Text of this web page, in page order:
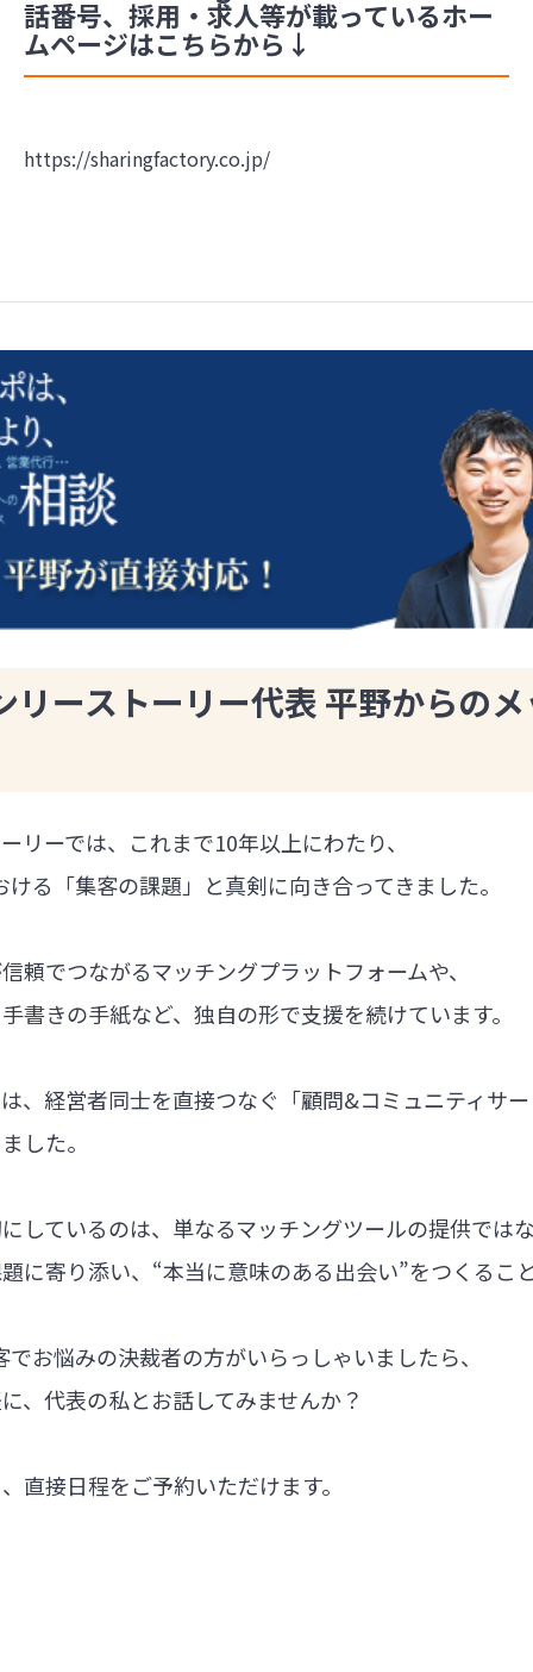
話番号、採用・求人等が載っているホー
ムページはこちらから↓
https://sharingfactory.co.jp/
リーストーリー代表 平野からの
リーでは、これまで10年以上にわたり、
る「集客の課題」と真剣に向き合ってきました。
頼でつながるマッチングプラットフォームや、
書きの手紙など、独自の形で支援を続けています。
、経営者同士を直接つなぐ「顧問&コミュニティサ
した。
しているのは、単なるマッチングツールの提供では
に寄り添い、“本当に意味のある出会い”をつくるこ
お悩みの決裁者の方がいらっしゃいましたら、
、代表の私とお話してみませんか？
直接日程をご予約いただけます。